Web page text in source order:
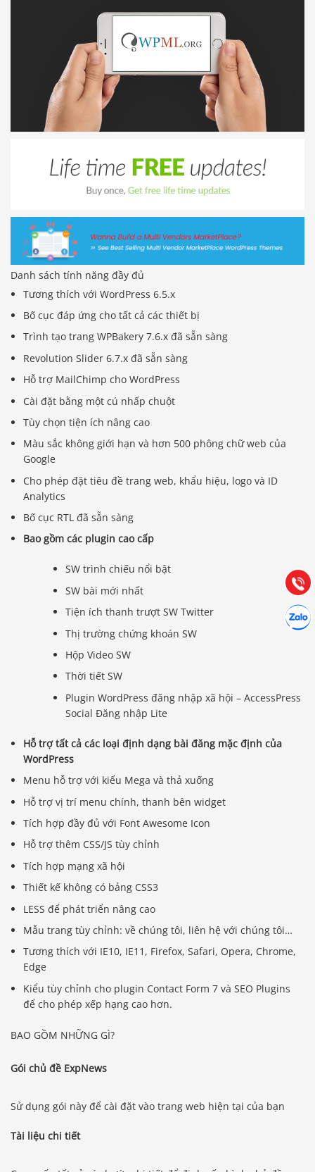
Danh sách tính năng đầy đủ
Tương thích với WordPress 6.5.x
Bố cục đáp ứng cho tất cả các thiết bị
Trình tạo trang WPBakery 7.6.x đã sẵn sàng
Revolution Slider 6.7.x đã sẵn sàng
Hỗ trợ MailChimp cho WordPress
Cài đặt bằng một cú nhấp chuột
Tùy chọn tiện ích nâng cao
Màu sắc không giới hạn và hơn 500 phông chữ web của
Google
Cho phép đặt tiêu đề trang web, khẩu hiệu, logo và ID
Analytics
Bố cục RTL đã sẵn sàng
Bao gồm các plugin cao cấp
SW trình chiếu nổi bật
SW bài mới nhất
Tiện ích thanh trượt SW Twitter
Thị trường chứng khoán SW
Hộp Video SW
Thời tiết SW
Plugin WordPress đăng nhập xã hội – AccessPress
Social Đăng nhập Lite
Hỗ trợ tất cả các loại định dạng bài đăng mặc định của
WordPress
Menu hỗ trợ với kiểu Mega và thả xuống
Hỗ trợ vị trí menu chính, thanh bên widget
Tích hợp đầy đủ với Font Awesome Icon
Hỗ trợ thêm CSS/JS tùy chỉnh
Tích hợp mạng xã hội
Thiết kế không có bảng CSS3
LESS để phát triển nâng cao
Mẫu trang tùy chỉnh: về chúng tôi, liên hệ với chúng tôi…
Tương thích với IE10, IE11, Firefox, Safari, Opera, Chrome,
Edge
Kiểu tùy chỉnh cho plugin Contact Form 7 và SEO Plugins
để cho phép xếp hạng cao hơn.
BAO GỒM NHỮNG GÌ?
Gói chủ đề ExpNews
Sử dụng gói này để cài đặt vào trang web hiện tại của bạn
Tài liệu chi tiết
Gọi
(028) 22.166.144
Chát
Hợp tác